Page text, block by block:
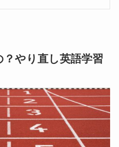
やり直し英語学習